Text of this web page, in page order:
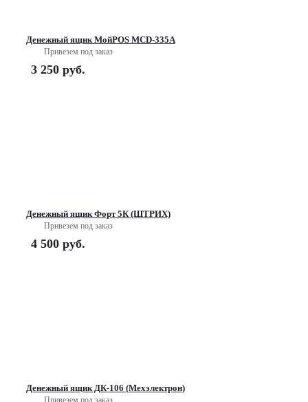
Денежный ящик МойPOS MCD-335A
Привезем под заказ
3 250 руб.
Денежный ящик Форт 5К (ШТРИХ)
Привезем под заказ
4 500 руб.
Денежный ящик ДК-106 (Мехэлектрон)
Привезем под заказ